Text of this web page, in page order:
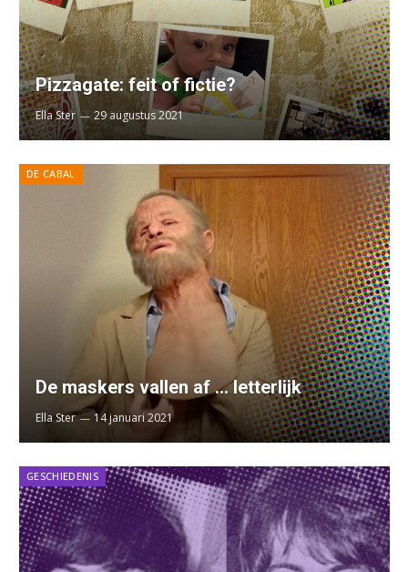
Pizzagate: feit of fictie?
Ella Ster 29 augustus 2021
DE CABAL
De maskers vallen af … letterlijk
Ella Ster 14 januari 2021
GESCHIEDENIS